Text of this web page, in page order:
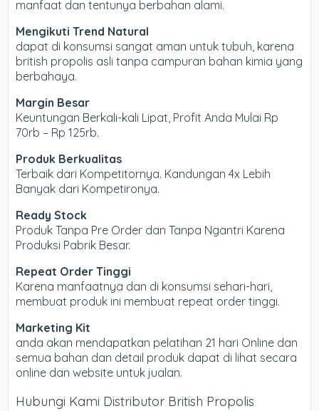
manfaat dan tentunya berbahan alami.
Mengikuti Trend Natural
dapat di konsumsi sangat aman untuk tubuh, karena
british propolis asli tanpa campuran bahan kimia yang
berbahaya.
Margin Besar
Keuntungan Berkali-kali Lipat, Profit Anda Mulai Rp
70rb – Rp 125rb.
Produk Berkualitas
Terbaik dari Kompetitornya. Kandungan 4x Lebih
Banyak dari Kompetironya.
Ready Stock
Produk Tanpa Pre Order dan Tanpa Ngantri Karena
Produksi Pabrik Besar.
Repeat Order Tinggi
Karena manfaatnya dan di konsumsi sehari-hari,
membuat produk ini membuat repeat order tinggi.
Marketing Kit
anda akan mendapatkan pelatihan 21 hari Online dan
semua bahan dan detail produk dapat di lihat secara
online dan website untuk jualan.
Hubungi Kami Distributor British Propolis